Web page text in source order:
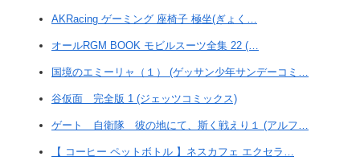
AKRacing ゲーミング 座椅子 極坐(ぎょく…
オールRGM BOOK モビルスーツ全集 22 (…
国境のエミーリャ（１） (ゲッサン少年サンデーコミ…
谷仮面 完全版 1 (ジェッツコミックス)
ゲート 自衛隊 彼の地にて、斯く戦えり１ (アルフ…
【 コーヒー ペットボトル 】ネスカフェ エクセラ…